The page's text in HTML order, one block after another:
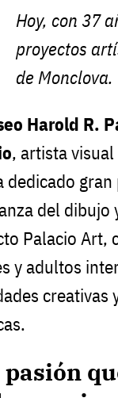
Hoy, con 37
proyectos
de Monclova.
Harold R.
, artista
dedicado
del dibujo
Palacio Art,
y adultos
creativas
pasión